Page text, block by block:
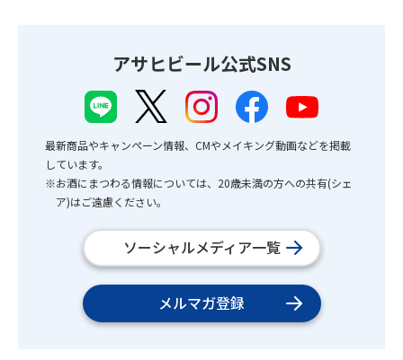
アサヒビール公式SNS
最新商品やキャンペーン情報、CMやメイキング動画などを掲載
しています。
※お酒にまつわる情報については、20歳未満の方への共有(シェ
ア)はご遠慮ください。
ソーシャルメディア一覧
メルマガ登録